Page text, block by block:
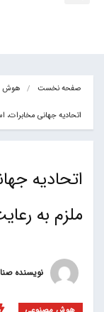
صفحه نخست هوش
اتحادیه جهانی مخابرات،
اتحادیه
ملزم به
نویسنده